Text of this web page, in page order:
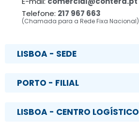
Telefone: 217 967 663
(Chamada para a Rede Fixa Nacional)
LISBOA - SEDE
PORTO - FILIAL
LISBOA - CENTRO LOGÍSTICO